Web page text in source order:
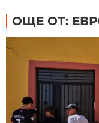
ОЩЕ ОТ: